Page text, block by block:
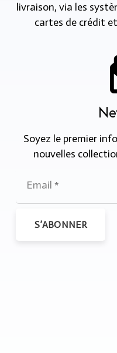
livraison, via les
cartes de crédit
Soyez le premier
nouvelles
S’ABONNER